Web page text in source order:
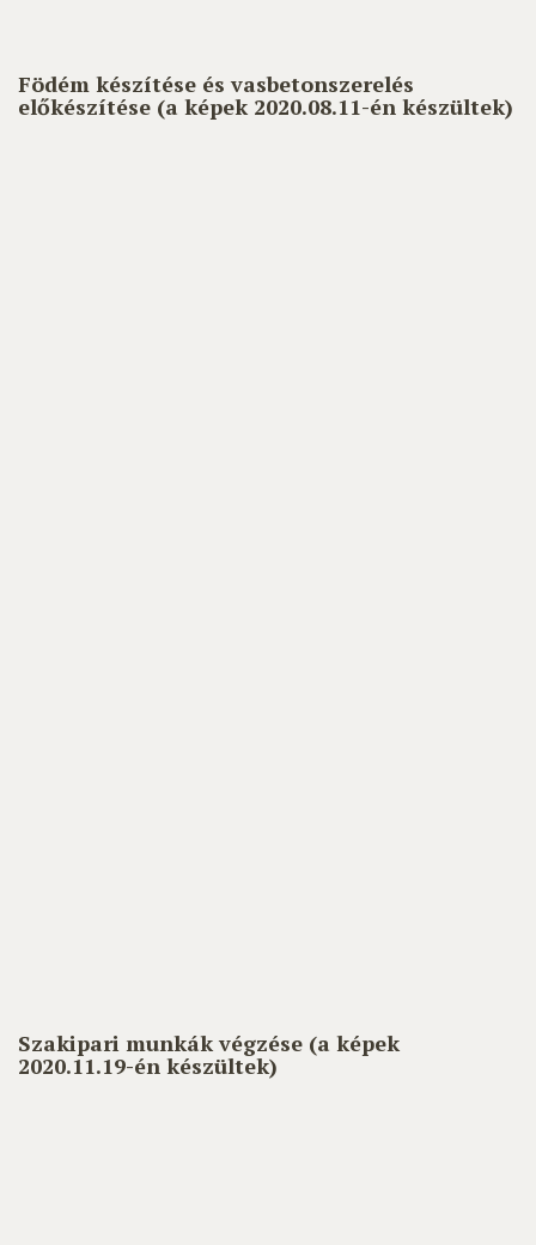
Födém készítése és vasbetonszerelés
előkészítése (a képek 2020.08.11-én készültek)
Szakipari munkák végzése (a képek
2020.11.19-én készültek)